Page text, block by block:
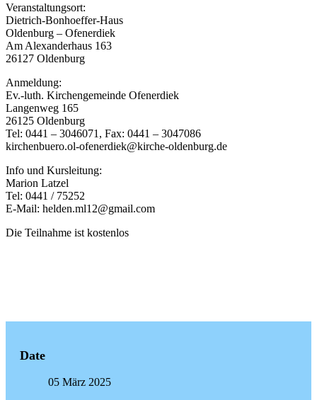
Veranstaltungsort:
Dietrich-Bonhoeffer-Haus
Oldenburg – Ofenerdiek
Am Alexanderhaus 163
26127 Oldenburg
Anmeldung:
Ev.-luth. Kirchengemeinde Ofenerdiek
Langenweg 165
26125 Oldenburg
Tel: 0441 – 3046071, Fax: 0441 – 3047086
kirchenbuero.ol-ofenerdiek@kirche-oldenburg.de
Info und Kursleitung:
Marion Latzel
Tel: 0441 / 75252
E-Mail: helden.ml12@gmail.com
Die Teilnahme ist kostenlos
Date
05 März 2025